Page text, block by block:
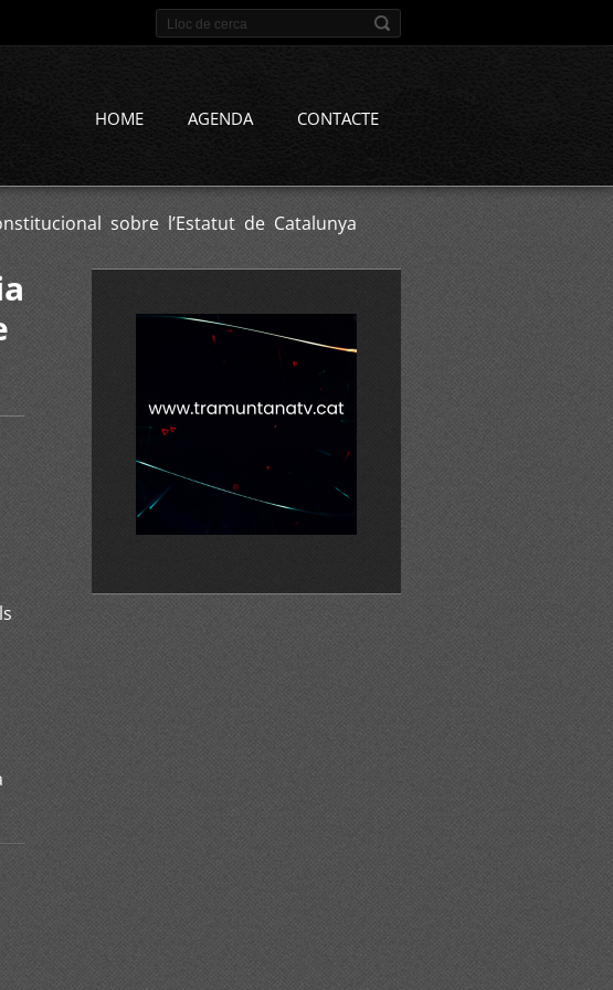
HOME AGENDA CONTACTE
sobre l’Estatut de Catalunya